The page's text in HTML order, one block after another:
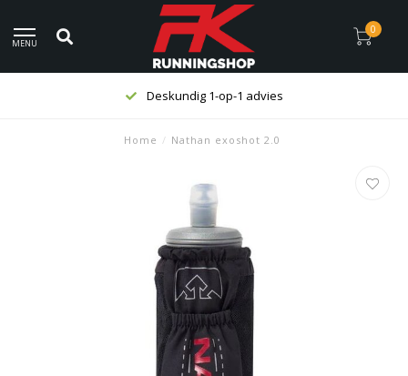
MENU
0
Deskundig 1-op-1 advies
Home / Nathan exoshot 2.0